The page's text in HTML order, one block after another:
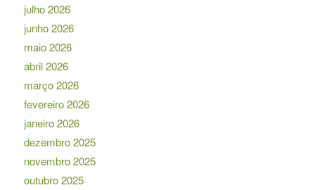
julho 2026
junho 2026
maio 2026
abril 2026
março 2026
fevereiro 2026
janeiro 2026
dezembro 2025
novembro 2025
outubro 2025